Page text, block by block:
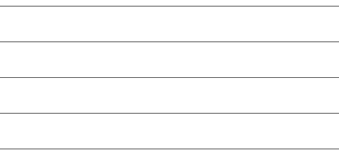
ゥ カジュアル シンプル
ラー 定番品